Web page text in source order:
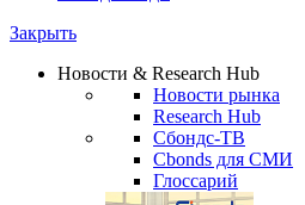
Watchlist
Сбондс Люди
Новости & Research Hub
Новости рынка
Research Hub